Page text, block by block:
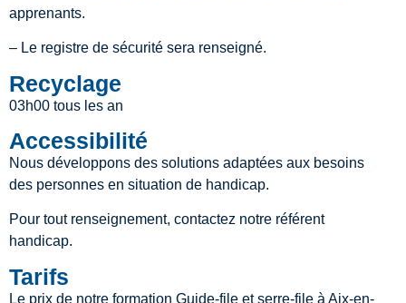
apprenants.
– Le registre de sécurité sera renseigné.
Recyclage
03h00 tous les an
Accessibilité
Nous développons des solutions adaptées aux besoins
des personnes en situation de handicap.
Pour tout renseignement, contactez notre référent
handicap.
Tarifs
Le prix de notre formation Guide-file et serre-file à Aix-en-